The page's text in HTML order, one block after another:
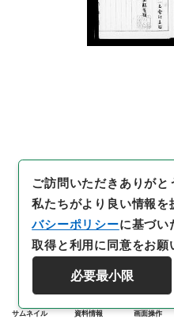
サムネイル 資料情報 画面操作
ご訪問いただきありがと
私たちがより良い情報を
バシーポリシーに基づ
取得と利用に同意をお願
必要最小限